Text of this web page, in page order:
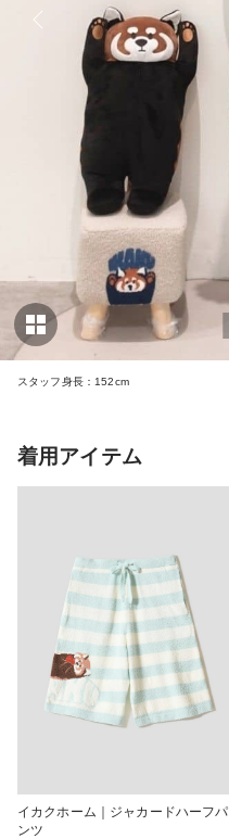
スタッフ身長：152cm
着用アイテム
イカクホーム｜ジャカードハーフパ
ンツ